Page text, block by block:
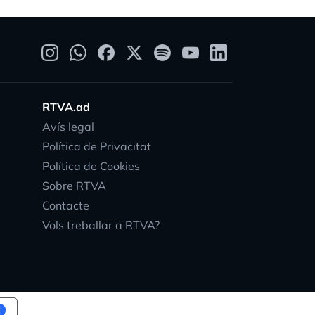
RTVA.ad
Avís legal
Política de Privacitat
Política de Cookies
Sobre RTVA
Contacte
Vols treballar a RTVA?